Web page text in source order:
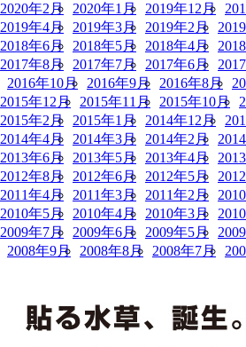
2020年2月 2020年1月 2019年12月
2019年4月 2019年3月 2019年2月
2018年6月 2018年5月 2018年4月
2017年8月 2017年7月 2017年6月
2016年10月 2016年9月 2016年8月
2015年12月 2015年11月 2015年10月
2015年2月 2015年1月 2014年12月
2014年4月 2014年3月 2014年2月
2013年6月 2013年5月 2013年4月
2012年8月 2012年6月 2012年5月
2011年4月 2011年3月 2011年2月
2010年5月 2010年4月 2010年3月
2009年7月 2009年6月 2009年5月
2008年9月 2008年8月 2008年7月